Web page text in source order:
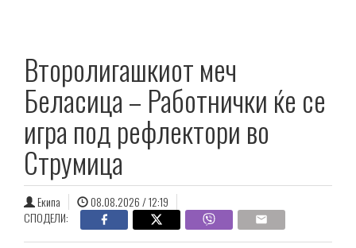
Второлигашкиот меч
Беласица – Работнички ќе се
игра под рефлектори во
Струмица
Екипа
08.08.2026 / 12:19
СПОДЕЛИ: